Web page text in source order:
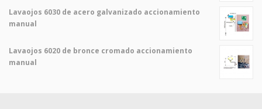
Lavaojos 6030 de acero galvanizado accionamiento
manual
Lavaojos 6020 de bronce cromado accionamiento
manual